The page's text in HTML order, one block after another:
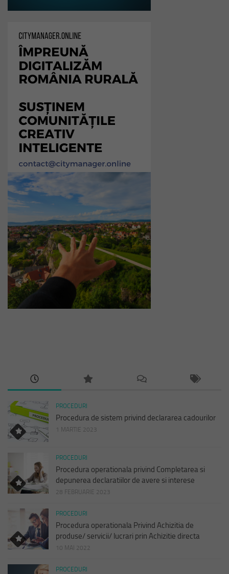
PROCEDURI
Procedura de sistem privind declararea cadourilor
1 MARTIE 2023
PROCEDURI
Procedura operationala privind Completarea si
depunerea declaratiilor de avere si interese
28 FEBRUARIE 2023
PROCEDURI
Procedura operationala Privind Achizitia de
produse/ servicii/ lucrari prin Achizitie directa
10 MAI 2022
PROCEDURI